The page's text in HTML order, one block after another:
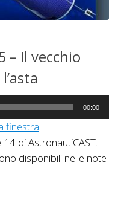
– Il vecchio
00:00
finestra
di AstronautiCAST.
disponibili nelle note